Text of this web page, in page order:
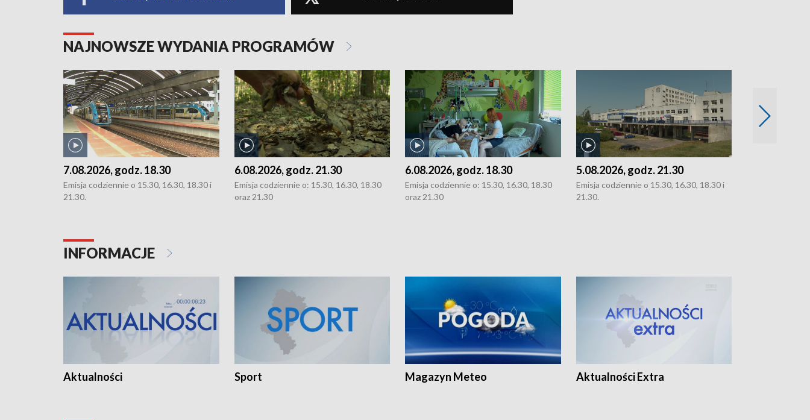
NAJNOWSZE WYDANIA PROGRAMÓW
7.08.2026, godz. 18.30
Emisja codziennie o 15.30, 16.30, 18.30 i
21.30.
6.08.2026, godz. 21.30
Emisja codziennie o: 15.30, 16.30, 18.30
oraz 21.30
6.08.2026, godz. 18.30
Emisja codziennie o: 15.30, 16.30, 18.30
oraz 21.30
5.08.2026, godz. 21.30
Emisja codziennie o 15.30, 16.30, 18.30 i
21.30.
INFORMACJE
Aktualności Sport Magazyn Meteo Aktualności Extra